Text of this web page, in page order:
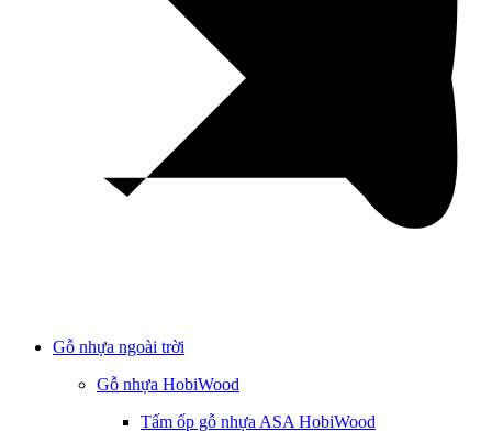
Gỗ nhựa ngoài trời
Gỗ nhựa HobiWood
Tấm ốp gỗ nhựa ASA HobiWood